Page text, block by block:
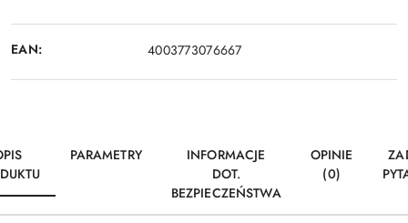
EAN: 4003773076667
PARAMETRY
INFORMACJE
DOT.
BEZPIECZEŃSTWA
OPINIE
(0)